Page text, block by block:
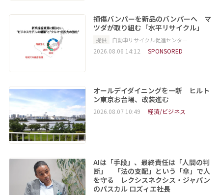
損傷バンパーを新品のバンパーへ マ
ツダが取り組む「水平リサイクル」
提供 自動車リサイクル促進センター
2026.08.06 14:12 SPONSORED
オールデイダイニングを一新 ヒルト
ン東京お台場、改装進む
2026.08.07 10:49 経済/ビジネス
AIは「手段」、最終責任は「人間の判
断」 「法の支配」という「傘」で人
を守る レクシスネクシス・ジャパン
のパスカル ロズィエ社長